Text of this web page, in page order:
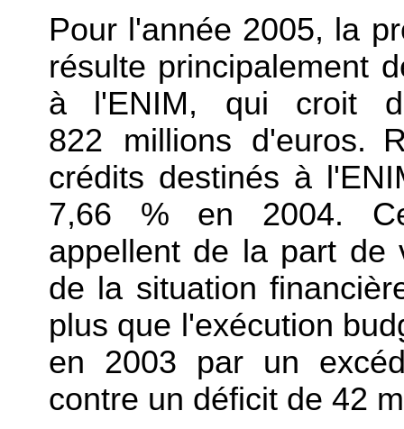
Pour l'année 2005, la
résulte principalement
à l'ENIM, qui croit
822 millions d'euros.
crédits destinés à
7,66 % en 2004.
appellent de la part de
de la situation
plus que l'exécution
en 2003 par un
contre un déficit de 42